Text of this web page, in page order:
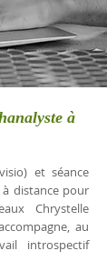
à
et séance
à distance pour
Chrystelle
au
introspectif